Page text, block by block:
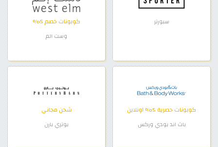
سبورتر كوبونات خصم 5%
وست الم
كوبونات حصرية 5% اونلاين
باث اند بودي وركس
شحن مجاني
بوتري بارن